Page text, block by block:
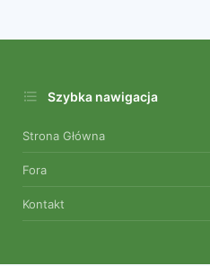
Szybka nawigacja
Strona Główna
Fora
Kontakt